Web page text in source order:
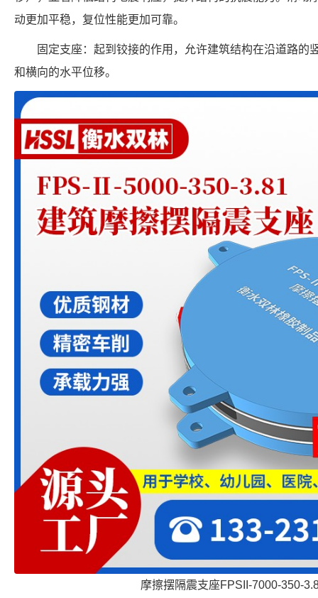
动更加平稳，复位性能更加可靠。
固定支座：起到铰接的作用，允许建筑结构在沿道路的
和横向的水平位移。
摩擦摆隔震支座FPSII-7000-350-